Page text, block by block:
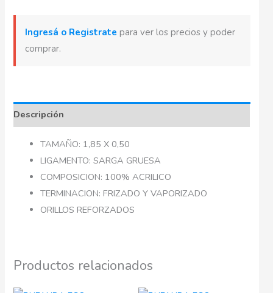
Ingresá o Registrate para ver los precios y poder
comprar.
Descripción
TAMAÑO: 1,85 X 0,50
LIGAMENTO: SARGA GRUESA
COMPOSICION: 100% ACRILICO
TERMINACION: FRIZADO Y VAPORIZADO
ORILLOS REFORZADOS
Productos relacionados